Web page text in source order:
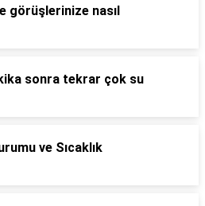
görüşlerinize nasıl
sonra tekrar çok su
ve Sıcaklık